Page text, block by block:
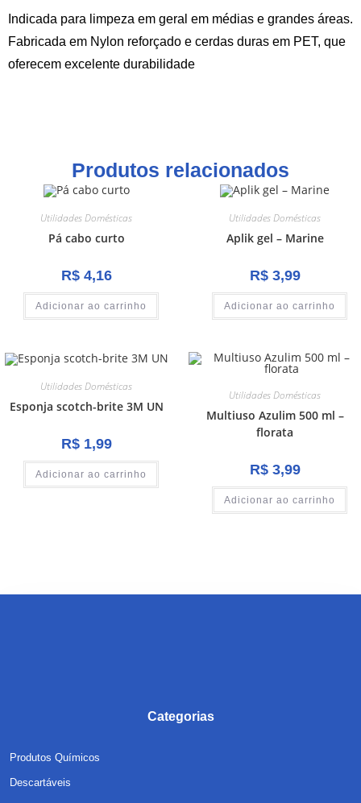
Indicada para limpeza em geral em médias e grandes áreas.
Fabricada em Nylon reforçado e cerdas duras em PET, que
oferecem excelente durabilidade
Produtos relacionados
Utilidades Domésticas
Pá cabo curto
R$4,16
Adicionar ao carrinho
Utilidades Domésticas
Aplik gel – Marine
R$3,99
Adicionar ao carrinho
Utilidades Domésticas
Esponja scotch-brite 3M UN
R$1,99
Adicionar ao carrinho
Utilidades Domésticas
Multiuso Azulim 500 ml –
florata
R$3,99
Adicionar ao carrinho
Categorias
Produtos Químicos
Descartáveis